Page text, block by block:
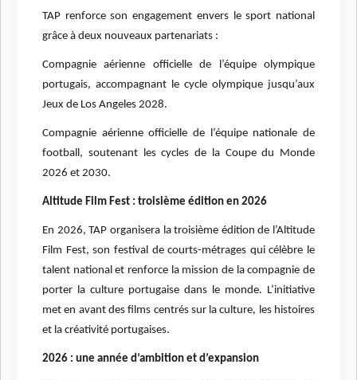
TAP renforce son engagement envers le sport national
grâce à deux nouveaux partenariats :
Compagnie aérienne officielle de l’équipe olympique
portugais, accompagnant le cycle olympique jusqu’aux
Jeux de Los Angeles 2028.
Compagnie aérienne officielle de l’équipe nationale de
football, soutenant les cycles de la Coupe du Monde
2026 et 2030.
Altitude Film Fest : troisième édition en 2026
En 2026, TAP organisera la troisième édition de l’Altitude
Film Fest, son festival de courts-métrages qui célèbre le
talent national et renforce la mission de la compagnie de
porter la culture portugaise dans le monde. L’initiative
met en avant des films centrés sur la culture, les histoires
et la créativité portugaises.
2026 : une année d’ambition et d’expansion